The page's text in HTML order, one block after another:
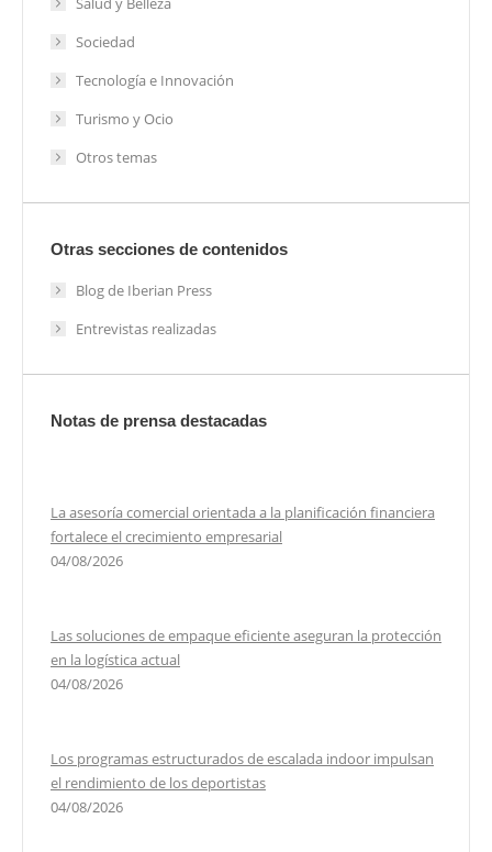
Sociedad
Tecnología e Innovación
Turismo y Ocio
Otros temas
Otras secciones de contenidos
Blog de Iberian Press
Entrevistas realizadas
Notas de prensa destacadas
La asesoría comercial orientada a la planificación financiera
fortalece el crecimiento empresarial
04/08/2026
Las soluciones de empaque eficiente aseguran la protección
en la logística actual
04/08/2026
Los programas estructurados de escalada indoor impulsan
el rendimiento de los deportistas
04/08/2026